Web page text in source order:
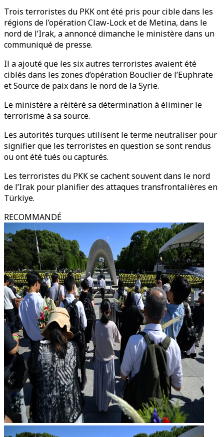
Trois terroristes du PKK ont été pris pour cible dans les
régions de l’opération Claw-Lock et de Metina, dans le
nord de l’Irak, a annoncé dimanche le ministère dans un
communiqué de presse.
Il a ajouté que les six autres terroristes avaient été
ciblés dans les zones d’opération Bouclier de l’Euphrate
et Source de paix dans le nord de la Syrie.
Le ministère a réitéré sa détermination à éliminer le
terrorisme à sa source.
Les autorités turques utilisent le terme neutraliser pour
signifier que les terroristes en question se sont rendus
ou ont été tués ou capturés.
Les terroristes du PKK se cachent souvent dans le nord
de l’Irak pour planifier des attaques transfrontalières en
Türkiye.
RECOMMANDÉ